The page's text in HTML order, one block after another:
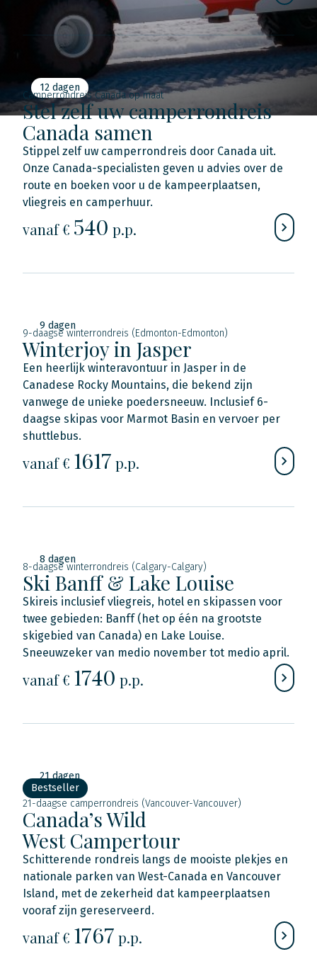
12 dagen
Camperrondreis Canada op maat
Stel zelf uw camperrondreis
Canada samen
Stippel zelf uw camperrondreis door Canada uit.
Onze Canada-specialisten geven u advies over de
route en boeken voor u de kampeerplaatsen,
vliegreis en camperhuur.
vanaf € 540 p.p.
9 dagen
9-daagse winterrondreis (Edmonton-Edmonton)
Winterjoy in Jasper
Een heerlijk winteravontuur in Jasper in de
Canadese Rocky Mountains, die bekend zijn
vanwege de unieke poedersneeuw. Inclusief 6-
daagse skipas voor Marmot Basin en vervoer per
shuttlebus.
vanaf € 1617 p.p.
8 dagen
8-daagse winterrondreis (Calgary-Calgary)
Ski Banff & Lake Louise
Skireis inclusief vliegreis, hotel en skipassen voor
twee gebieden: Banff (het op één na grootste
skigebied van Canada) en Lake Louise.
Sneeuwzeker van medio november tot medio april.
vanaf € 1740 p.p.
21 dagen
Bestseller
21-daagse camperrondreis (Vancouver-Vancouver)
Canada’s Wild
West Campertour
Schitterende rondreis langs de mooiste plekjes en
nationale parken van West-Canada en Vancouver
Island, met de zekerheid dat kampeerplaatsen
vooraf zijn gereserveerd.
vanaf € 1767 p.p.